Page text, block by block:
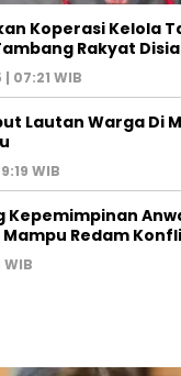
Koperasi Kelola
Rakyat
07:21 WIB
Lautan Warga Di
WIB
Kepemimpinan
Mampu Redam